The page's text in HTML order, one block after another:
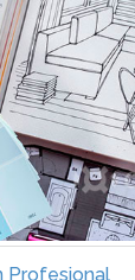
Profesional